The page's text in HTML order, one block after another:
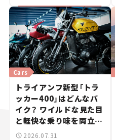
トライアンフ新型「トラ
ッカー400」はどんなバ
イク？ ワイルドな見た目
と軽快な乗り味を両立し
た400ccフラットトラッ
Cars
2026.07.31